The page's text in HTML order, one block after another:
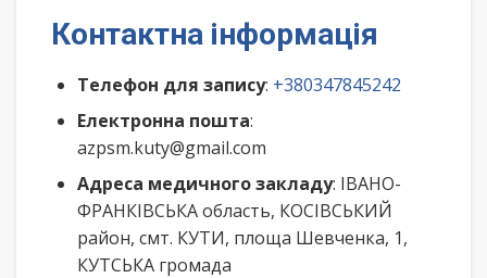
Контактна інформація
Телефон для запису: +380347845242
Електронна пошта:
azpsm.kuty@gmail.com
Адреса медичного закладу: ІВАНО-
ФРАНКІВСЬКА область, КОСІВСЬКИЙ
район, смт. КУТИ, площа Шевченка, 1,
КУТСЬКА громада